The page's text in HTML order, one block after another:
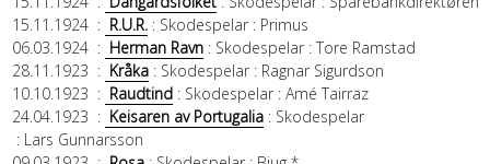
15.11.1924: R.U.R.: Skodespelar: Primus
06.03.1924: Herman Ravn: Skodespelar: Tore Ramstad
28.11.1923 : Kråka: Skodespelar: Ragnar Sigurdson
10.10.1923 : Raudtind: Skodespelar: Amé Tairraz
24.04.1923 : Keisaren av Portugalia: Skodespelar
: Lars Gunnarsson